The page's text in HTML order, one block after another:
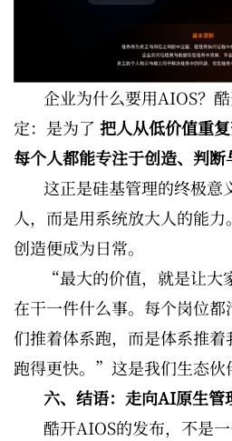
企业为什么要用AIOS？
定：是为了 把人从低价值重
每个人都能专注于创造、判断
这正是硅基管理的终极意
人，而是用系统放大人的能力
创造便成为日常。
“最大的价值，就是让
在干一件什么事。每个岗位
们推着体系跑，而是体系推
跑得更快。”这是我们生态伙
六、结语：走向AI原生管
酷开AIOS的发布，不是